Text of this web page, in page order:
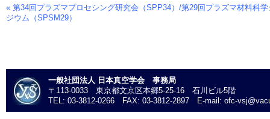
Event
Navigation
« 第34回プラズマプロセシング研究会（SPP34）/第29回プラズマ材料科学
ジウム（SPSM29）
一般社団法人 日本真空学会 事務局
〒113-0033 東京都文京区本郷5-25-16 石川ビル5階
TEL: 03-3812-0266 FAX: 03-3812-2897 E-mail: ofc-